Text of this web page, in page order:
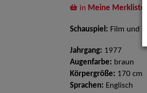
in Meine Merkliste
Schauspiel: Film und TV
Jahrgang: 1977
Augenfarbe: braun
Körpergröße: 170 cm
Sprachen: Englisch